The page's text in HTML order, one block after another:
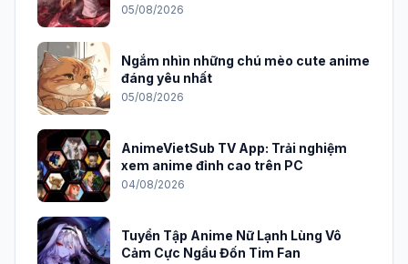
05/08/2026
Ngắm nhìn những chú mèo cute anime
đáng yêu nhất
05/08/2026
AnimeVietSub TV App: Trải nghiệm
xem anime đỉnh cao trên PC
04/08/2026
Tuyển Tập Anime Nữ Lạnh Lùng Vô
Cảm Cực Ngầu Đốn Tim Fan